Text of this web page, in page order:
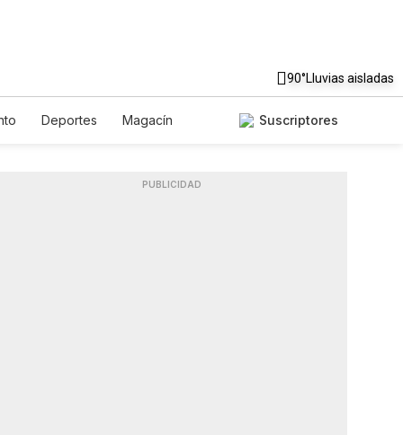
90°Lluvias aisladas
Deportes
Magacín
Suscriptores
PUBLICIDAD